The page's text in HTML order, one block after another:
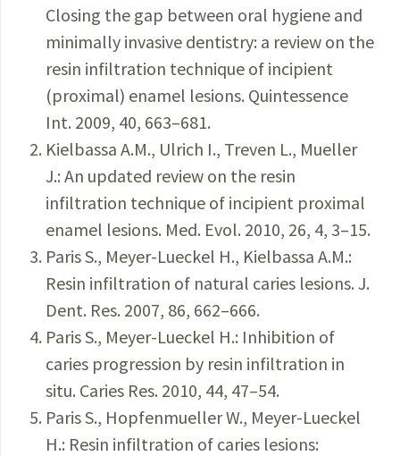
Closing the gap between oral hygiene and
minimally invasive dentistry: a review on the
resin infiltration technique of incipient
(proximal) enamel lesions. Quintessence
Int. 2009, 40, 663–681.
Kielbassa A.M., Ulrich I., Treven L., Mueller
J.: An updated review on the resin
infiltration technique of incipient proximal
enamel lesions. Med. Evol. 2010, 26, 4, 3–15.
Paris S., Meyer-Lueckel H., Kielbassa A.M.:
Resin infiltration of natural caries lesions. J.
Dent. Res. 2007, 86, 662–666.
Paris S., Meyer-Lueckel H.: Inhibition of
caries progression by resin infiltration in
situ. Caries Res. 2010, 44, 47–54.
Paris S., Hopfenmueller W., Meyer-Lueckel
H.: Resin infiltration of caries lesions: